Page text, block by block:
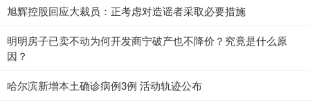
旭辉控股回应大裁员：正考虑对造谣者采取必要措施
明明房子已卖不动为何开发商宁破产也不降价？究竟是什么原
因？
哈尔滨新增本土确诊病例3例 活动轨迹公布